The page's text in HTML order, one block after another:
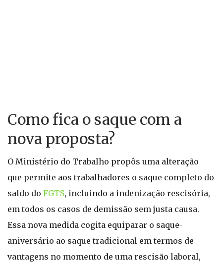
Como fica o saque com a
nova proposta?
O Ministério do Trabalho propôs uma alteração
que permite aos trabalhadores o saque completo do
saldo do FGTS, incluindo a indenização rescisória,
em todos os casos de demissão sem justa causa.
Essa nova medida cogita equiparar o saque-
aniversário ao saque tradicional em termos de
vantagens no momento de uma rescisão laboral,